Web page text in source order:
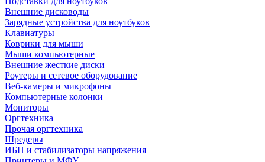
Внешние дисководы
Зарядные устройства для ноутбуков
Клавиатуры
Коврики для мыши
Мыши компьютерные
Внешние жесткие диски
Роутеры и сетевое оборудование
Веб-камеры и микрофоны
Компьютерные колонки
Мониторы
Оргтехника
Прочая оргтехника
Шредеры
ИБП и стабилизаторы напряжения